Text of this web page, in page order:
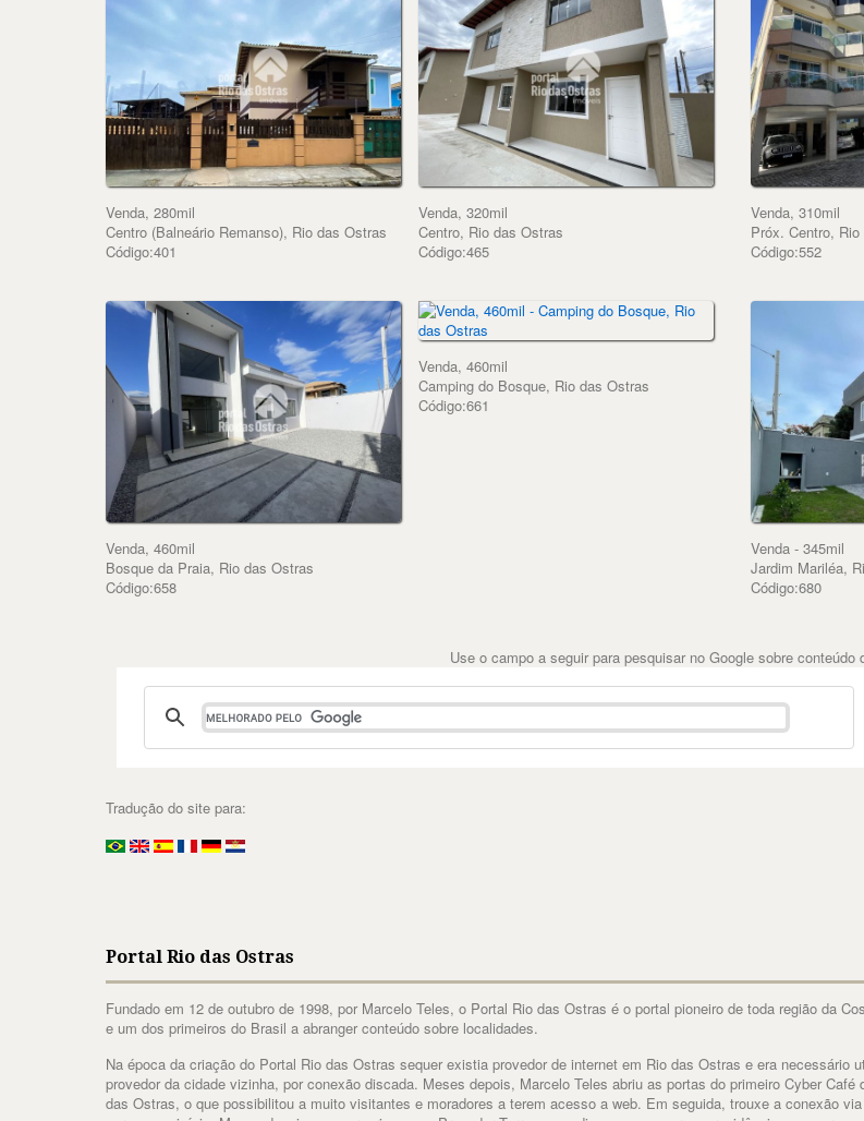
Venda, 280mil
Centro (Balneário Remanso), Rio das Ostras
Código:401
Venda, 320mil
Centro, Rio das Ostras
Código:465
Venda, 310mil
Próx. Centro,
Código:552
Venda, 460mil
Bosque da Praia, Rio das Ostras
Código:658
Venda, 460mil
Camping do Bosque, Rio das Ostras
Código:661
Venda - 345mil
Jardim Mariléa,
Código:680
Use o campo a seguir para pesquisar no Google sobre conteúdo
Tradução do site para:
Portal Rio das Ostras
Fundado em 12 de outubro de 1998, por Marcelo Teles, o Portal Rio das Ostras é o portal pioneiro de toda região da
e um dos primeiros do Brasil a abranger conteúdo sobre localidades.
Na época da criação do Portal Rio das Ostras sequer existia provedor de internet em Rio das Ostras e era necessário
provedor da cidade vizinha, por conexão discada. Meses depois, Marcelo Teles abriu as portas do primeiro Cyber Café
das Ostras, o que possibilitou a muito visitantes e moradores a terem acesso a web. Em seguida, trouxe a conexão